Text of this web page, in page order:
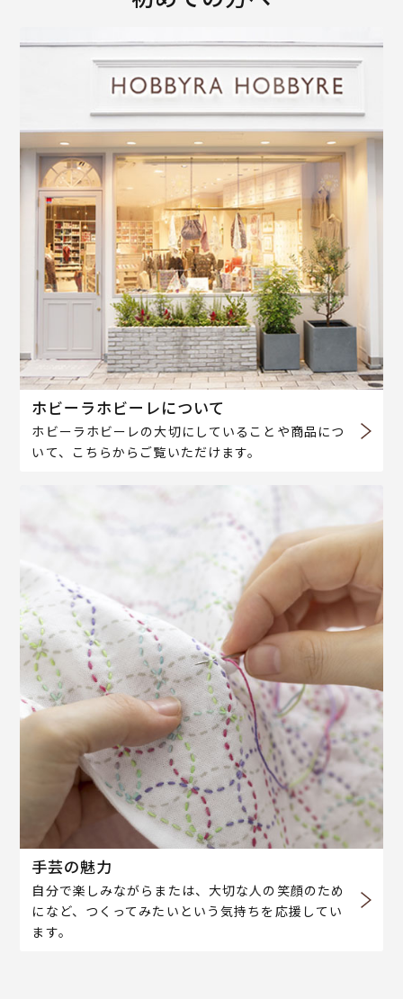
ホビーラホビーレについて
ホビーラホビーレの大切にしていることや商品につ
いて、こちらからご覧いただけます。
手芸の魅力
自分で楽しみながらまたは、大切な人の笑顔のため
になど、つくってみたいという気持ちを応援してい
ます。